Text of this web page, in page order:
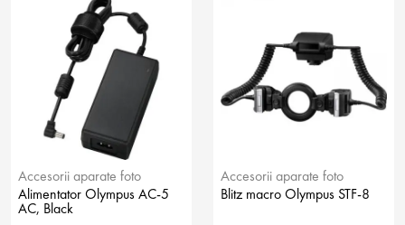
Accesorii aparate foto
Alimentator Olympus AC-5
AC, Black
Accesorii aparate foto
Blitz macro Olympus STF-8